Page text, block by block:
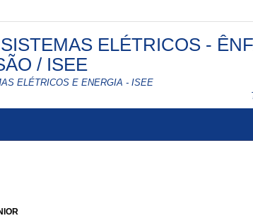
ELÉTRICOS -
/ ISEE
ELÉTRICOS E ENERGIA - ISEE